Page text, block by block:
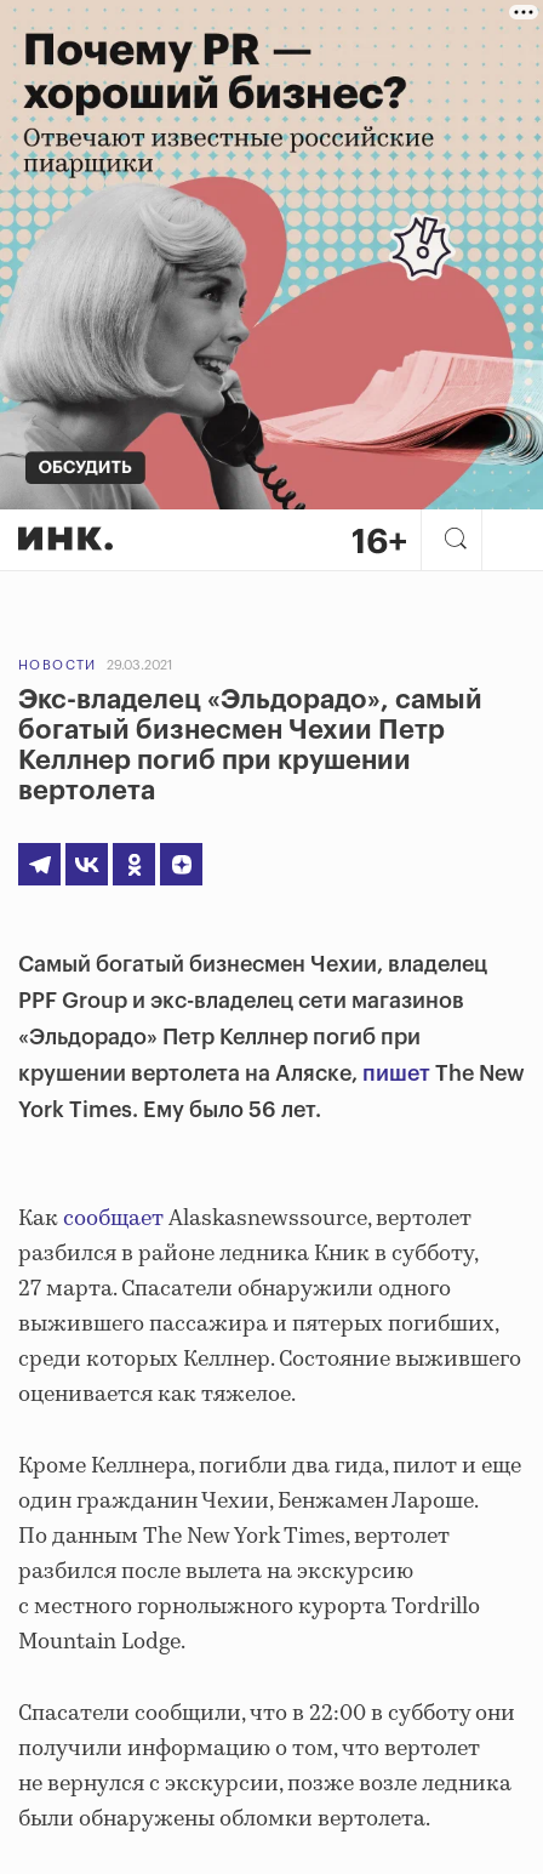
НОВОСТИ 29.03.2021
Экс-владелец «Эльдорадо», самый
богатый бизнесмен Чехии Петр
Келлнер погиб при крушении
вертолета
Самый богатый бизнесмен Чехии, владелец
PPF Group и экс-владелец сети магазинов
«Эльдорадо» Петр Келлнер погиб при
крушении вертолета на Аляске, пишет The New
York Times. Ему было 56 лет.
КаксообщаетAlaskasnewssource, вертолет
разбился в районе ледника Кник в субботу,
27 марта. Спасатели обнаружили одного
выжившего пассажира и пятерых погибших,
среди которых Келлнер. Состояние выжившего
оценивается как тяжелое.
Кроме Келлнера, погибли два гида, пилот и еще
один гражданин Чехии, Бенжамен Лароше.
По данным The New York Times, вертолет
разбился после вылета на экскурсию
с местного горнолыжного курорта Tordrillo
Mountain Lodge.
Спасатели сообщили, что в 22:00 в субботу они
получили информацию о том, что вертолет
не вернулся с экскурсии, позже возле ледника
были обнаружены обломки вертолета.